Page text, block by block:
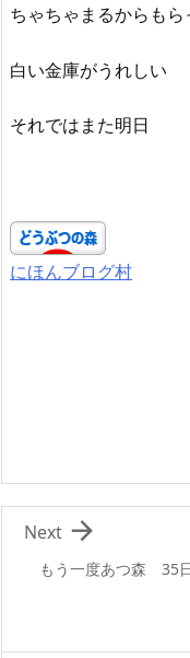
ちゃちゃまるからも
白い金庫がうれしい
それではまた明日
にほんブログ村
もう一度あつ森 35

Next